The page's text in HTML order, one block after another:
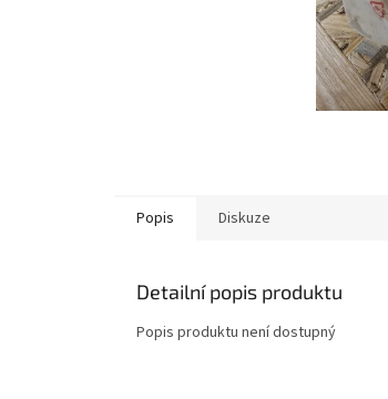
Popis Diskuze
Detailní popis produktu
Popis produktu není dostupný